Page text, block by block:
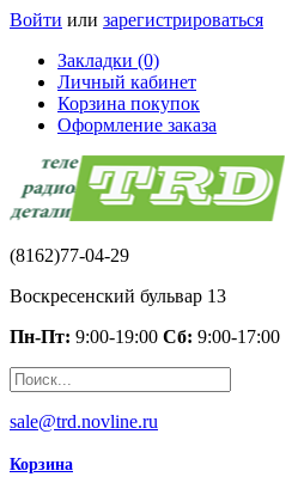
Войти или зарегистрироваться
Закладки (0)
Личный кабинет
Корзина покупок
Оформление заказа
(8162)77-04-29
Воскресенский бульвар 13
Пн-Пт: 9:00-19:00 Сб: 9:00-17:00
sale@trd.novline.ru
Корзина